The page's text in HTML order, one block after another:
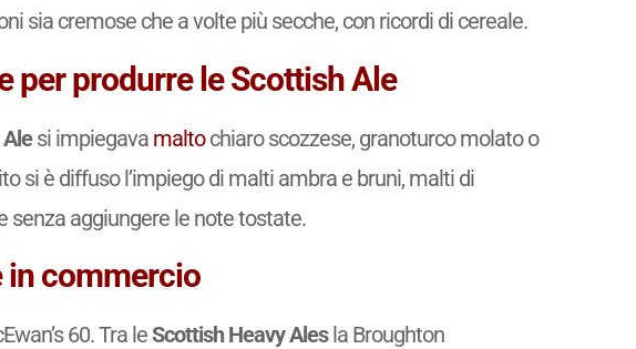
sia cremose che a volte più secche, con ricordi di cereale.
per produrre le Scottish Ale
si impiegava maltochiaro scozzese, granoturco molato o
si è diffuso l’impiego di malti ambra e bruni, malti di
senza aggiungere le note tostate.
in commercio
60. Tra leScottish Heavy Alesla Broughton